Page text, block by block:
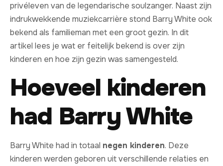
privéleven van de legendarische soulzanger. Naast zijn
indrukwekkende muziekcarrière stond Barry White ook
bekend als familieman met een groot gezin. In dit
artikel lees je wat er feitelijk bekend is over zijn
kinderen en hoe zijn gezin was samengesteld.
Hoeveel kinderen
had Barry White
Barry White had in totaal negen kinderen. Deze
kinderen werden geboren uit verschillende relaties en